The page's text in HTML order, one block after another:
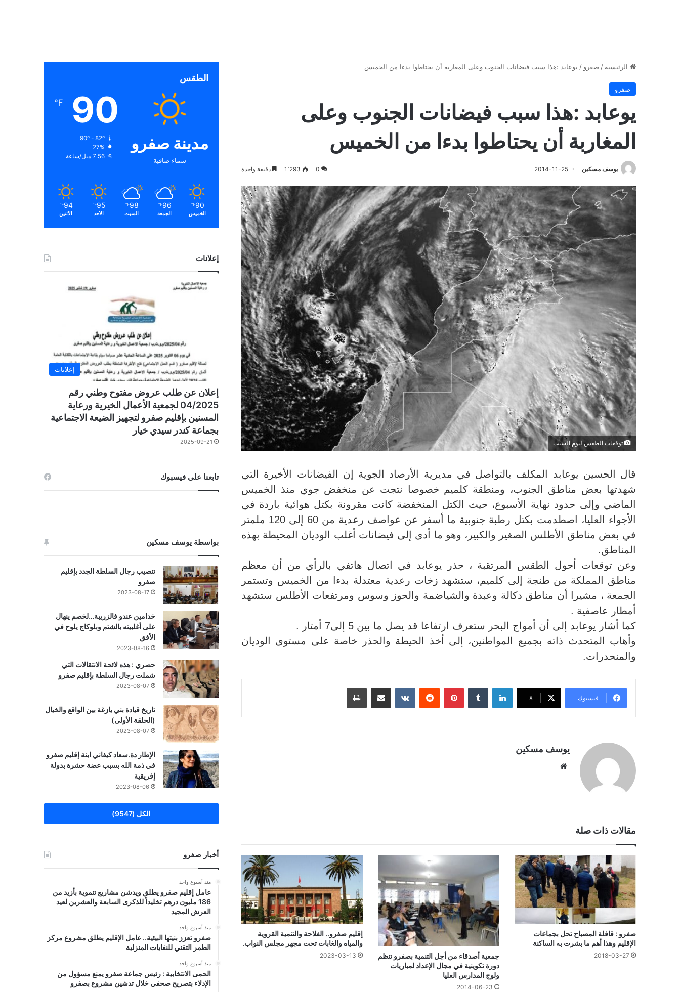
الرئيسية / صفرو / يوعابد :هذا سبب فيضانات الجنوب وعلى المغاربة أن يحتاطوا بدءا من الخميس
صفرو
يوعابد :هذا سبب فيضانات الجنوب وعلى
المغاربة أن يحتاطوا بدءا من الخميس
يوسف مسكين 2014-11-25
0 1٬293 دقيقة واحدة
توقعات الطقس ليوم السبت
قال الحسين يوعابد المكلف بالتواصل في مديرية الأرصاد الجوية إن الفيضانات الأخيرة التي
شهدتها بعض مناطق الجنوب، ومنطقة كلميم خصوصا نتجت عن منخفض جوي منذ الخميس
الماضي وإلى حدود نهاية الأسبوع، حيث الكتل المنخفضة كانت مقرونة بكتل هوائية باردة في
الأجواء العليا، اصطدمت بكتل رطبة جنوبية ما أسفر عن عواصف رعدية من 60 إلى 120 ملمتر
في بعض مناطق الأطلس الصغير والكبير، وهو ما أدى إلى فيضانات أغلب الوديان المحيطة بهذه
المناطق.
وعن توقعات أحول الطقس المرتقبة ، حذر يوعابد في اتصال هاتفي بالرأي من أن معظم
مناطق المملكة من طنجة إلى كلميم، ستشهد زخات رعدية معتدلة بدءا من الخميس وتستمر
الجمعة ، مشيرا أن مناطق دكالة وعبدة والشياضمة والحوز وسوس ومرتفعات الأطلس ستشهد
أمطار عاصفية .
كما أشار يوعابد إلى أن أمواج البحر ستعرف ارتفاعا قد يصل ما بين 5 إلى7 أمتار
.
وأهاب المتحدث ذاته بجميع المواطنين، إلى أخذ الحيطة والحذر خاصة على مستوى الوديان
والمنحدرات.
فيسبوك ‫X
لينكدإن بينتيريست مشاركة عبر البريد طباعة
يوسف مسكين
مقالات ذات صلة
صفرو : قافلة المصباح تحل بجماعات
الإقليم وهذا أهم ما بشرت به الساكنة
2018-03-27
جمعية أصدقاء من أجل التنمية بصفرو تنظم
دورة تكوينية في مجال الإعداد لمباريات
ولوج المدارس العليا
2014-06-23
إقليم صفرو.. الفلاحة والتنمية القروية
والمياه والغابات تحت مجهر مجلس النواب.
2023-03-13
الطقس
مدينة صفرو
سماء صافية
90
℉
90º - 82º
27%
7.56 ميل/ساعة
90
℉
الخميس
96
℉
الجمعة
98
℉
السبت
95
℉
الأحد
94
℉
الأثنين
إعلانات
إعلانات
إعلان عن طلب عروض مفتوح وطني رقم
04/2025 لجمعية الأعمال الخيرية ورعاية
المسنين بإقليم صفرو لتجهيز الضيعة الاجتماعية
بجماعة كندر سيدي خيار
2025-09-21
تابعنا على فيسبوك
بواسطة يوسف مسكين
تنصيب رجال السلطة الجدد بإقليم
صفرو
2023-08-17
خدامين عندو فالزريبة…لخصم ينهال
على أغلبيته بالشتم وبلوكاج يلوح في
الأفق
2023-08-16
حصري : هذه لائحة الانتقالات التي
شملت رجال السلطة بإقليم صفرو
2023-08-07
تاريخ قيادة بني يازغة بين الواقع والخيال
(الحلقة الأولى)
2023-08-07
الإطار دة.سعاد كيفاني ابنة إقليم صفرو
في ذمة الله بسبب عضة حشرة بدولة
إفريقية
2023-08-06
الكل (9547)
أخبار صفرو
منذ أسبوع واحد
عامل إقليم صفرو يطلق ويدشن مشاريع تنموية بأزيد من
186 مليون درهم تخليداً للذكرى السابعة والعشرين لعيد
العرش المجيد
منذ أسبوع واحد
صفرو تعزز بنيتها البيئية.. عامل الإقليم يطلق مشروع مركز
الطمر التقني للنفايات المنزلية
منذ أسبوع واحد
الحمى الانتخابية : رئيس جماعة صفرو يمنع مسؤول من
الإدلاء بتصريح صحفي خلال تدشين مشروع بصفرو